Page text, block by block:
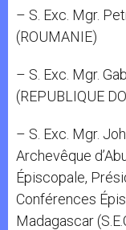
– S. Exc. Mgr.
(ROUMANIE)
– S. Exc. Mgr.
(REPUBLIQUE
– S. Exc. Mgr.
Archevêque
Épiscopale,
Conférences
Madagascar